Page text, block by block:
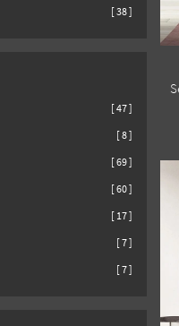
38
47
8
69
60
17
7
7